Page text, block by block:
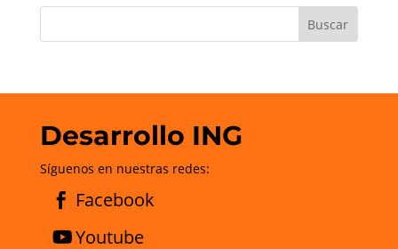
Desarrollo ING
Síguenos en nuestras redes:
Facebook
Youtube